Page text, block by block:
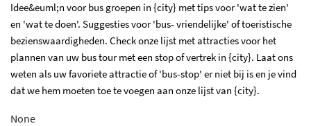
Idee&euml;n voor bus groepen in {city} met tips voor 'wat te zien'
en 'wat te doen'. Suggesties voor 'bus- vriendelijke' of toeristische
bezienswaardigheden. Check onze lijst met attracties voor het
plannen van uw bus tour met een stop of vertrek in {city}. Laat ons
weten als uw favoriete attractie of 'bus-stop' er niet bij is en je vind
dat we hem moeten toe te voegen aan onze lijst van {city}.
None